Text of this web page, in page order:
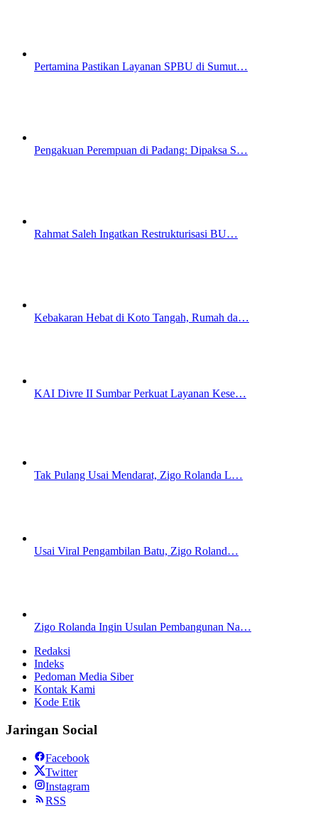
Pertamina Pastikan Layanan SPBU di Sumut…
Pengakuan Perempuan di Padang: Dipaksa S…
Rahmat Saleh Ingatkan Restrukturisasi BU…
Kebakaran Hebat di Koto Tangah, Rumah da…
KAI Divre II Sumbar Perkuat Layanan Kese…
Tak Pulang Usai Mendarat, Zigo Rolanda L…
Usai Viral Pengambilan Batu, Zigo Roland…
Zigo Rolanda Ingin Usulan Pembangunan Na…
Redaksi
Indeks
Pedoman Media Siber
Kontak Kami
Kode Etik
Jaringan Social
Facebook
Twitter
Instagram
RSS